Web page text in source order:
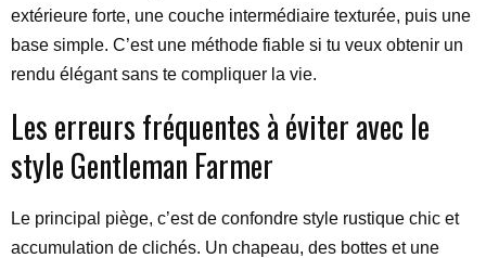
extérieure forte, une couche intermédiaire texturée, puis une
base simple. C’est une méthode fiable si tu veux obtenir un
rendu élégant sans te compliquer la vie.
Les erreurs fréquentes à éviter avec le
style Gentleman Farmer
Le principal piège, c’est de confondre style rustique chic et
accumulation de clichés. Un chapeau, des bottes et une